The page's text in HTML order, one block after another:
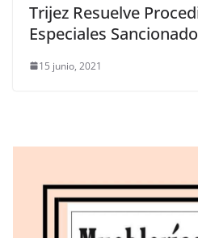
Trijez Resuelve
Especiales
15 junio, 2021